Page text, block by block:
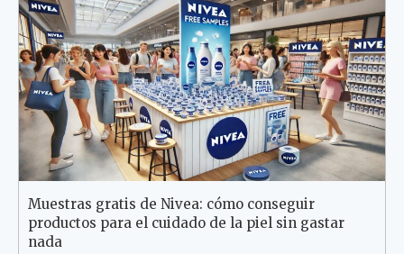
Muestras gratis de Nivea: cómo conseguir
productos para el cuidado de la piel sin gastar
nada